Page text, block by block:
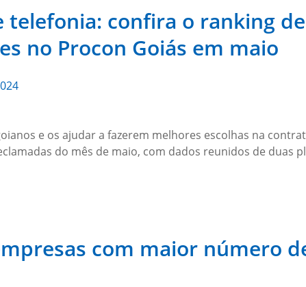
telefonia: confira o ranking
no Procon Goiás em maio
e os ajudar a fazerem melhores escolhas na
do mês de maio, com dados reunidos de
com maior número